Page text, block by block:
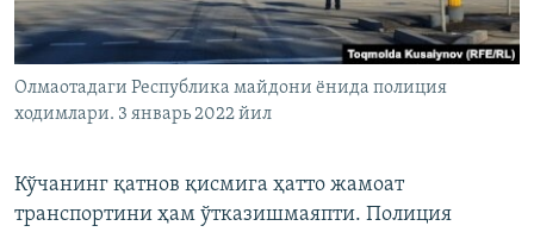
Олмаотадаги Республика майдони ëнида полиция
ходимлари. 3 январь 2022 йил
Кўчанинг қатнов қисмига ҳатто жамоат
транспортини ҳам ўтказишмаяпти. Полиция